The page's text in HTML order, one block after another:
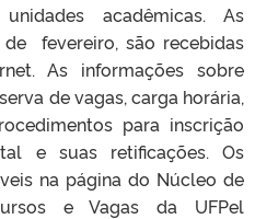
acadêmicas. As
fevereiro, são recebidas
As informações sobre
de vagas, carga horária,
para inscrição
e suas retificações. Os
na página do Núcleo de
e Vagas da UFPel